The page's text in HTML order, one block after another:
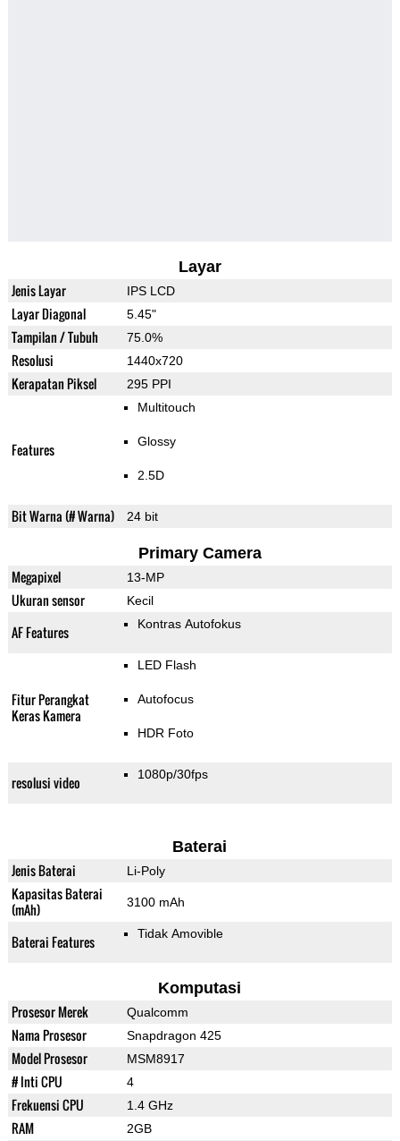
Layar
Jenis Layar IPS LCD
Layar Diagonal 5.45"
Tampilan / Tubuh 75.0%
Resolusi 1440x720
Kerapatan Piksel 295 PPI
Features
Multitouch
Glossy
2.5D
Bit Warna (# Warna) 24 bit
Primary Camera
Megapixel 13-MP
Ukuran sensor Kecil
AF Features Kontras Autofokus
Fitur Perangkat
Keras Kamera
LED Flash
Autofocus
HDR Foto
resolusi video 1080p/30fps
Baterai
Jenis Baterai Li-Poly
Kapasitas Baterai
(mAh)
3100 mAh
Baterai Features Tidak Amovible
Komputasi
Prosesor Merek Qualcomm
Nama Prosesor Snapdragon 425
Model Prosesor MSM8917
# Inti CPU 4
Frekuensi CPU 1.4 GHz
RAM 2GB